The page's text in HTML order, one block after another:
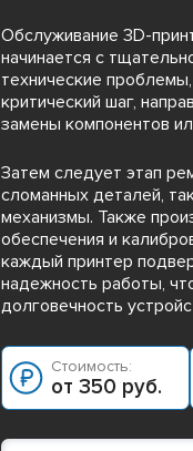
Обслуживание 3D-
начинается с
технические
критический шаг,
замены компонентов
Затем следует этап
сломанных деталей,
механизмы. Также
обеспечения и
каждый принтер
надежность работы,
долговечность
Стоимость:
от 350 руб.